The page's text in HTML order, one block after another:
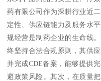
药有限公司作为深耕行业近
定性、供应链能力及服务水
规经营是制药企业的生命线
终坚持合法合规原则，其供
并完成CDE备案，能够提供
避政策风险。其次，在质量